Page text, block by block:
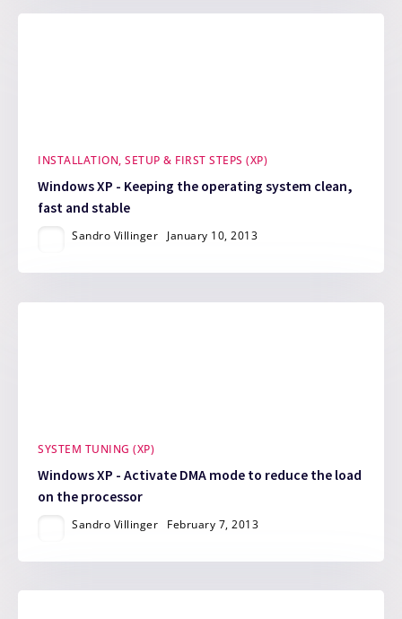
INSTALLATION, SETUP & FIRST STEPS (XP)
Windows XP - Keeping the operating system clean,
fast and stable
Sandro Villinger January 10, 2013
SYSTEM TUNING (XP)
Windows XP - Activate DMA mode to reduce the load
on the processor
Sandro Villinger February 7, 2013